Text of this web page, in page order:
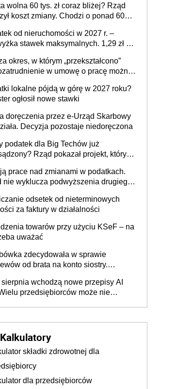
wolna 60 tys. zł coraz bliżej? Rząd
koszt zmiany. Chodzi o ponad 60
od nieruchomości w 2027 r. –
stawek maksymalnych. 1,29 zł za
i lokali związanych z
działalności gospodarczej
okres, w którym „przekształcono”
w umowę o pracę można
cywilnoprawnej jedynym
wyjściem
lokalne pójdą w górę w 2027 roku?
ogłosił nowe stawki
doręczenia przez e-Urząd Skarbowy
Decyzja pozostaje niedoręczona
podatek dla Big Techów już
Rząd pokazał projekt, który
prace nad zmianami w podatkach.
nie wyklucza podwyższenia drugiego
odsetek od nieterminowych
za faktury w działalności
towarów przy użyciu KSeF – na
uważać
zdecydowała w sprawie
od brata na konto siostry.
ale podatku jednak nie będzie
sierpnia wchodzą nowe przepisy AI
przedsiębiorców może nie
Kalkulatory
składki zdrowotnej dla
dla przedsiębiorców